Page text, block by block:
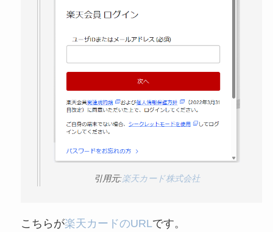
Sivorune(シボルネ)
なぜ解約できない？
電話以外に手続きす
る方法ある？
ニューZの解約まと
い時の裏ワザ
ニーを電話から解約
引用元:楽天カード株式会社
こちらが楽天カードのURLです。